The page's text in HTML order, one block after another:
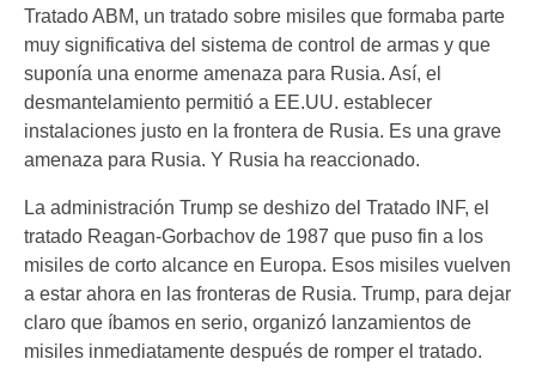
Tratado ABM, un tratado sobre misiles que formaba parte
muy significativa del sistema de control de armas y que
suponía una enorme amenaza para Rusia. Así, el
desmantelamiento permitió a EE.UU. establecer
instalaciones justo en la frontera de Rusia. Es una grave
amenaza para Rusia. Y Rusia ha reaccionado.
La administración Trump se deshizo del Tratado INF, el
tratado Reagan-Gorbachov de 1987 que puso fin a los
misiles de corto alcance en Europa. Esos misiles vuelven
a estar ahora en las fronteras de Rusia. Trump, para dejar
claro que íbamos en serio, organizó lanzamientos de
misiles inmediatamente después de romper el tratado.